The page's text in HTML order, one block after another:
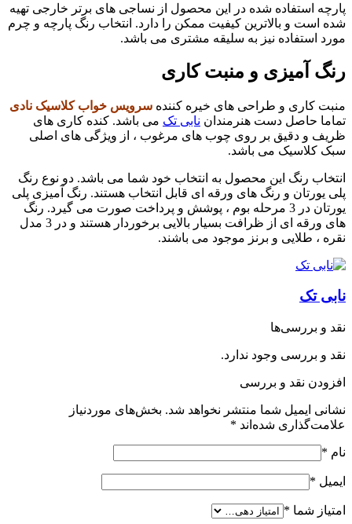
پارچه استفاده شده در این محصول از نساجی های برتر خارجی تهیه
شده است و بالاترین کیفیت ممکن را دارد. انتخاب رنگ پارچه و چرم
مورد استفاده نیز به سلیقه مشتری می باشد.
رنگ آمیزی و منبت کاری
منبت کاری و طراحی های خیره کننده سرویس خواب کلاسیک نادی
تماما حاصل دست هنرمندان نابی تک می باشد. کنده کاری های
ظریف و دقیق بر روی چوب های مرغوب ، از ویژگی های اصلی
سبک کلاسیک می باشد.
انتخاب رنگ این محصول به انتخاب خود شما می باشد. دو نوع رنگ
پلی یورتان و رنگ های ورقه ای قابل انتخاب هستند. رنگ آمیزی پلی
یورتان در 3 مرحله بوم ، پوشش و پرداخت صورت می گیرد. رنگ
های ورقه ای از ظرافت بسیار بالایی برخوردار هستند و در 3 مدل
نقره ، طلایی و برنز موجود می باشند.
نابی تک
نقد و بررسی‌ها
نقد و بررسی وجود ندارد.
افزودن نقد و بررسی
نشانی ایمیل شما منتشر نخواهد شد. بخش‌های موردنیاز
علامت‌گذاری شده‌اند *
نام *
ایمیل *
امتیاز شما *